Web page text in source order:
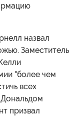
назвал
Заместитель
"более чем
всех
Дональдом
призвал